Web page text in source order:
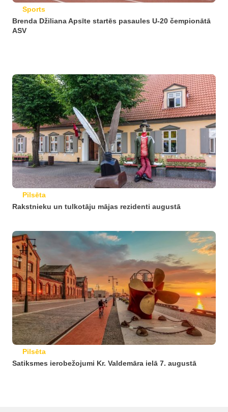
Sports
Brenda Džiliana Apsīte startēs pasaules U-20 čempionātā
ASV
Pilsēta
Rakstnieku un tulkotāju mājas rezidenti augustā
Pilsēta
Satiksmes ierobežojumi Kr. Valdemāra ielā 7. augustā